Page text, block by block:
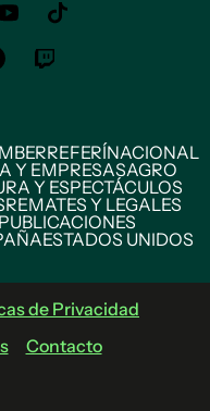
REFERÍNACIONAL
Y EMPRESASAGRO
Y ESPECTÁCULOS
REMATES Y LEGALES
PUBLICACIONES
ESTADOS UNIDOS
de Privacidad
Contacto